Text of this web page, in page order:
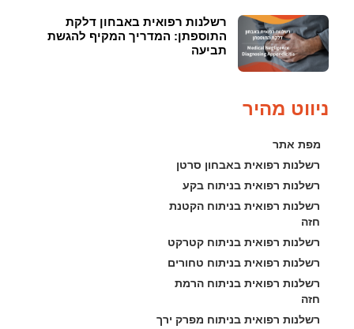
רשלנות רפואית באבחון דלקת
התוספתן: המדריך המקיף להגשת
תביעה
ניווט מהיר
מפת אתר
רשלנות רפואית באבחון סרטן
רשלנות רפואית בניתוח בקע
רשלנות רפואית בניתוח הקטנת
חזה
רשלנות רפואית בניתוח קטרקט
רשלנות רפואית בניתוח טחורים
רשלנות רפואית בניתוח הרמת
חזה
רשלנות רפואית בניתוח מפרק ירך